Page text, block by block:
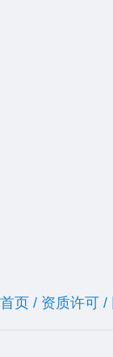
首页 / 资质许可 /